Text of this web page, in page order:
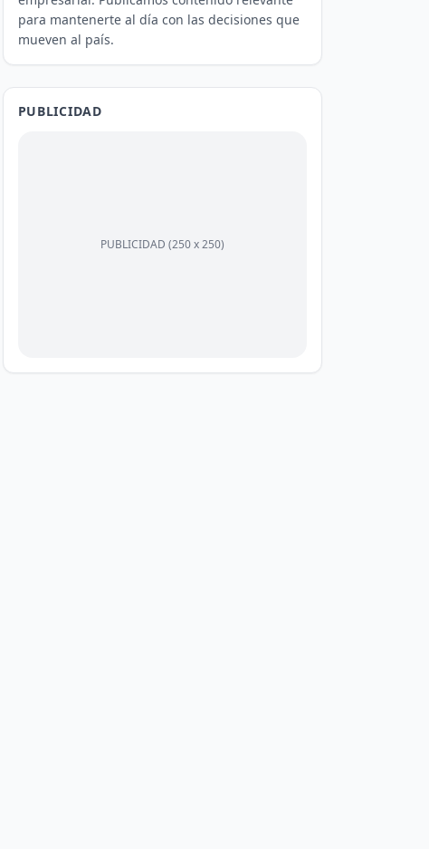
para mantenerte al día con las decisiones que
mueven al país.
PUBLICIDAD
PUBLICIDAD (250 x 250)